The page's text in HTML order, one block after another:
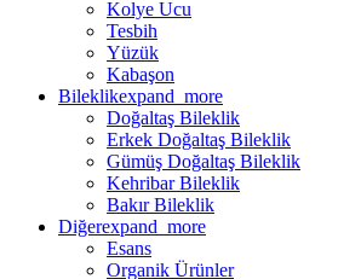
Kolye Ucu
Tesbih
Yüzük
Kabaşon
Bileklikexpand_more
Doğaltaş Bileklik
Erkek Doğaltaş Bileklik
Gümüş Doğaltaş Bileklik
Kehribar Bileklik
Bakır Bileklik
Diğerexpand_more
Esans
Organik Ürünler